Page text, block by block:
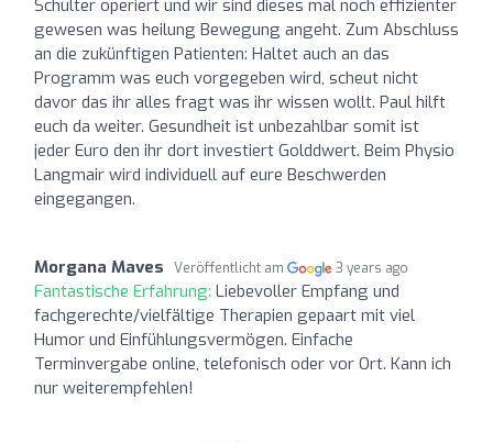
Schulter operiert und wir sind dieses mal noch effizienter
gewesen was heilung Bewegung angeht. Zum Abschluss
an die zukünftigen Patienten: Haltet auch an das
Programm was euch vorgegeben wird, scheut nicht
davor das ihr alles fragt was ihr wissen wollt. Paul hilft
euch da weiter. Gesundheit ist unbezahlbar somit ist
jeder Euro den ihr dort investiert Golddwert. Beim Physio
Langmair wird individuell auf eure Beschwerden
eingegangen.
Morgana Maves Veröffentlicht am 3 years ago
Fantastische Erfahrung: Liebevoller Empfang und
fachgerechte/vielfältige Therapien gepaart mit viel
Humor und Einfühlungsvermögen. Einfache
Terminvergabe online, telefonisch oder vor Ort. Kann ich
nur weiterempfehlen!